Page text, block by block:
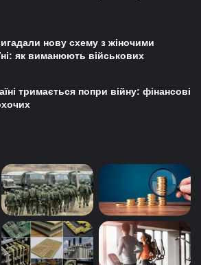
нову схему з жіночими
як виманюють військових
тримається попри війну: фінансові